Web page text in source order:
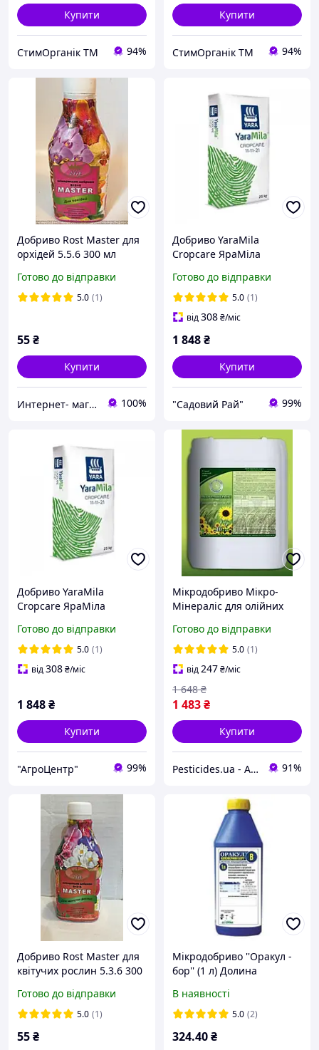
Купити
СтимОрганік ТМ 94%
Купити
СтимОрганік ТМ 94%
Добриво Rost Master для
орхідей 5.5.6 300 мл
Готово до відправки
5.0 (1)
55₴
Купити
Интернет- магазин Райский Садочек 100%
Добриво YaraMila
Cropcare ЯраМіла
Фінляндія
Готово до відправки
5.0 (1)
від308₴/міс
1 848₴
Купити
"Садовий Рай" 99%
Добриво YaraMila
Cropcare ЯраМіла
Фінляндія
Готово до відправки
5.0 (1)
від308₴/міс
1 848₴
Купити
"АгроЦентр" 99%
Мікродобриво Мікро-
Мінераліс для олійних
Україна 10 літрів
Готово до відправки
5.0 (1)
від247₴/міс
1 483₴
1 648 ₴
Купити
Pesticides.ua - Аграрна продукція і не тільки !!! 91%
Добриво Rost Master для
квітучих рослин 5.3.6 300
Готово до відправки
5.0 (1)
55₴
Мікродобриво ''Оракул -
бор'' (1 л) Долина
В наявності
5.0 (2)
324.40₴